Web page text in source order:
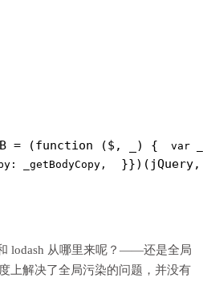
= (function ($, _) { var
_getBodyCopy,
  }
})(jQuery,
lodash 从哪里来呢？——还是全局
上解决了全局污染的问题，并没有